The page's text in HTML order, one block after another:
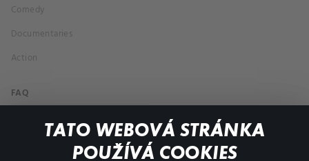
TATO WEBOVÁ STRÁNKA
POUŽÍVÁ COOKIES
Comedy
Documentaries
Action
FAQ
My profile